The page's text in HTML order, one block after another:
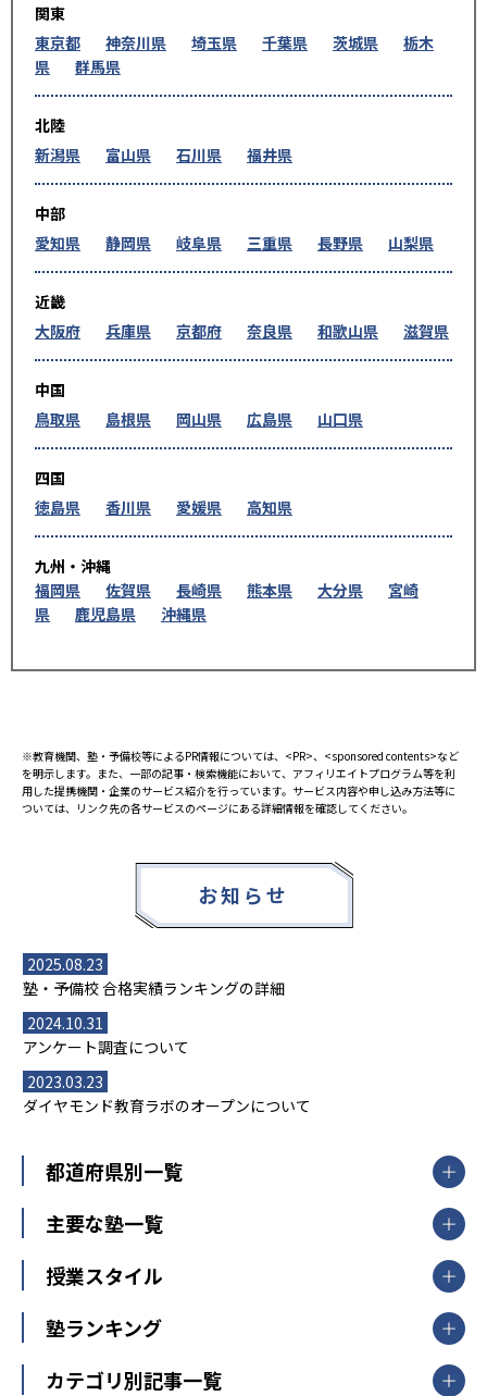
関東
東京都
神奈川県 埼玉県 千葉県 茨城県
栃木
県
群馬県
北陸
新潟県
富山県 石川県 福井県
中部
愛知県
静岡県 岐阜県 三重県 長野県 山梨県
近畿
大阪府
兵庫県 京都府 奈良県 和歌山県 滋賀県
中国
鳥取県
島根県 岡山県 広島県 山口県
四国
徳島県
香川県 愛媛県 高知県
九州・沖縄
福岡県
佐賀県 長崎県 熊本県 大分県
宮崎
県
鹿児島県 沖縄県
※教育機関、塾・予備校等によるPR情報については、<PR>、<sponsored contents>など
を明示します。また、一部の記事・検索機能において、アフィリエイトプログラム等を利
用した提携機関・企業のサービス紹介を行っています。サービス内容や申し込み方法等に
ついては、リンク先の各サービスのページにある詳細情報を確認してください。
お知らせ
2025.08.23
塾・予備校 合格実績ランキングの詳細
2024.10.31
アンケート調査について
2023.03.23
ダイヤモンド教育ラボのオープンについて
都道府県別一覧
北海道・東北
山形県
福島県
関東
東京都
神奈川県
茨城県
栃木県
群馬県
主要な塾一覧
【掲載塾一覧を見る】
東京個別指導学院
明光義塾
授業スタイル
個別指導
オンライン指導
塾ランキング
中学受験ランキング
カテゴリ別記事一覧